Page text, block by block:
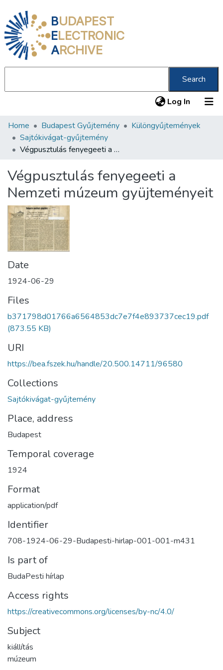
BUDAPEST
ELECTRONIC
ARCHIVE
Search
Log In (current)
Communities & Collections
All of DSpace
About us
Home Budapest Gyűjtemény
Különgyűjtemények
Sajtókivágat-gyűjtemény
Végpusztulás fenyegeeti a Nemzeti múzeum gyüjteményeit
Végpusztulás fenyegeeti a
Nemzeti múzeum gyüjteményeit
Date
1924-06-29
Files
b371798d01766a6564853dc7e7f4e893737cec19.pdf
(873.55 KB)
URI
https://bea.fszek.hu/handle/20.500.14711/96580
Collections
Sajtókivágat-gyűjtemény
Place, address
Budapest
Temporal coverage
1924
Format
application/pdf
Identifier
708-1924-06-29-Budapesti-hirlap-001-001-m431
Is part of
BudaPesti hírlap
Access rights
https://creativecommons.org/licenses/by-nc/4.0/
Subject
kiállítás
múzeum